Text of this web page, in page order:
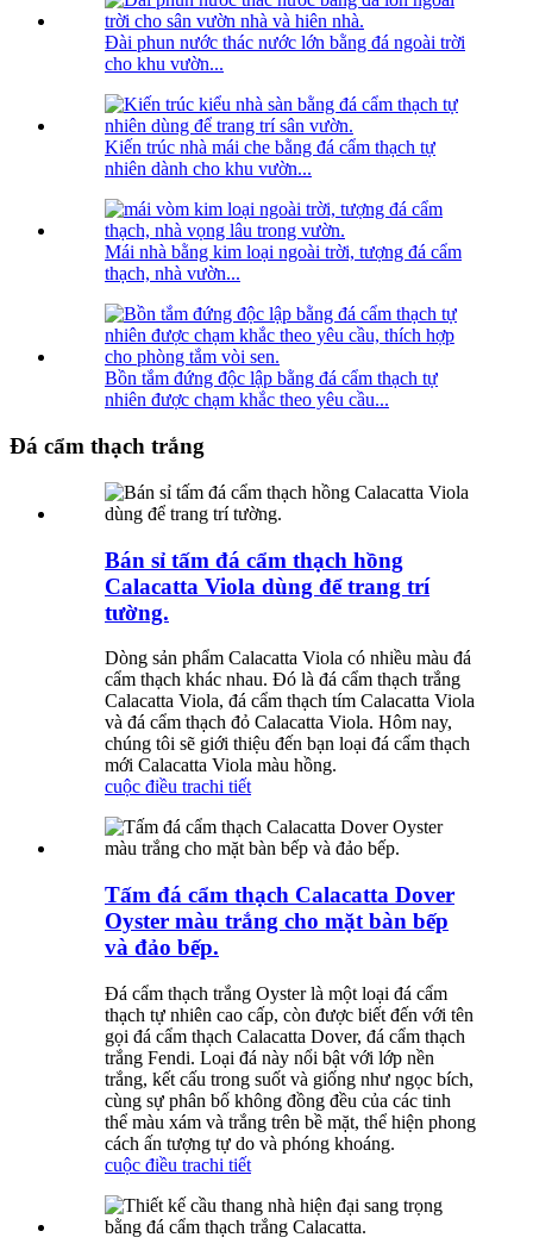
Đài phun nước thác nước lớn bằng đá ngoài trời
cho khu vườn...
Kiến trúc nhà mái che bằng đá cẩm thạch tự
nhiên dành cho khu vườn...
Mái nhà bằng kim loại ngoài trời, tượng đá cẩm
thạch, nhà vườn...
Bồn tắm đứng độc lập bằng đá cẩm thạch tự
nhiên được chạm khắc theo yêu cầu...
Đá cẩm thạch trắng
Bán sỉ tấm đá cẩm thạch hồng
Calacatta Viola dùng để trang trí
tường.
Dòng sản phẩm Calacatta Viola có nhiều màu đá
cẩm thạch khác nhau. Đó là đá cẩm thạch trắng
Calacatta Viola, đá cẩm thạch tím Calacatta Viola
và đá cẩm thạch đỏ Calacatta Viola. Hôm nay,
chúng tôi sẽ giới thiệu đến bạn loại đá cẩm thạch
mới Calacatta Viola màu hồng.
cuộc điều trachi tiết
Tấm đá cẩm thạch Calacatta Dover
Oyster màu trắng cho mặt bàn bếp
và đảo bếp.
Đá cẩm thạch trắng Oyster là một loại đá cẩm
thạch tự nhiên cao cấp, còn được biết đến với tên
gọi đá cẩm thạch Calacatta Dover, đá cẩm thạch
trắng Fendi. Loại đá này nổi bật với lớp nền
trắng, kết cấu trong suốt và giống như ngọc bích,
cùng sự phân bố không đồng đều của các tinh
thể màu xám và trắng trên bề mặt, thể hiện phong
cách ấn tượng tự do và phóng khoáng.
cuộc điều trachi tiết